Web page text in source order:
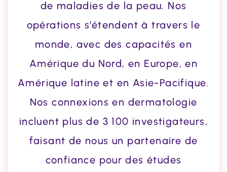
de maladies de la peau. Nos
opérations s’étendent à travers le
monde, avec des capacités en
Amérique du Nord, en Europe, en
Amérique latine et en Asie-Pacifique.
Nos connexions en dermatologie
incluent plus de 3 100 investigateurs,
faisant de nous un partenaire de
confiance pour des études